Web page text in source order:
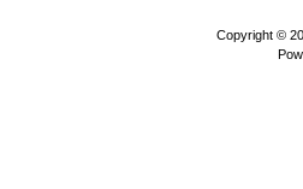
Copyright ©